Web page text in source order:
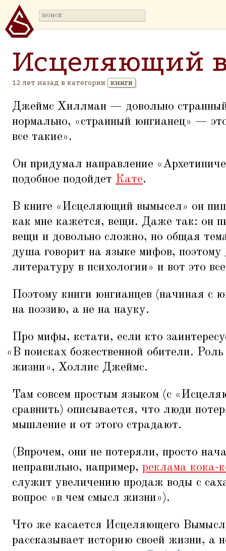
Исцеляющий
12 лет назад в категории книги
Джеймс Хиллман — довольно
нормально, «странный юнгианец» —
все такие».
Он придумал направление «
подобное подойдет Кате.
В книге «Исцеляющий вымысел» он
как мне кажется, вещи. Даже так: он
вещи и довольно сложно, но общая
душа говорит на языке мифов,
литературу в психологии» и вот это
Поэтому книги юнгианцев (начиная с
на поэзию, а не на науку.
Про мифы, кстати, если кто
«В поисках божественной обители.
жизни», Холлис Джеймс.
Там совсем простым языком (с «
сравнить) описывается, что люди
мышление и от этого страдают.
(Впрочем, они не потеряли, просто
неправильно, например, реклама
служит увеличению продаж воды с
вопрос «в чем смысл жизни»).
Что же касается Исцеляющего
рассказывает историю своей жизни, а